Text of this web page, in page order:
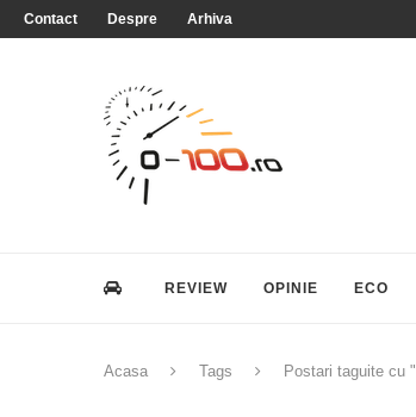
Contact Despre Arhiva
REVIEW OPINIE ECO
Acasa Tags Postari taguite cu